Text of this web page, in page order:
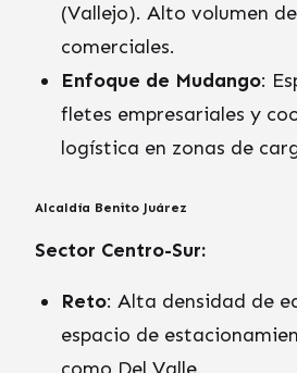
(Vallejo). Alto volumen
comerciales.
Enfoque de Mudango:
fletes empresariales y
logística en zonas de
Alcaldía Benito Juárez
Sector Centro-Sur:
Reto: Alta densidad de
espacio de